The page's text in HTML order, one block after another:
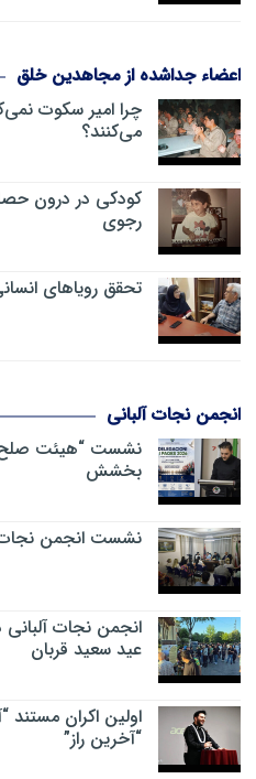
اعضاء جداشده از مجاهدین خلق
چرا امیر سکوت
می‌کنند؟
کودکی در درون
رجوی
تحقق رویاهای
انجمن نجات آلبانی
بخشش
نشست انجمن نجات
انجمن نجات آلبانی
عید سعید قربان
اولین اکران مستند
“آخرین راز”